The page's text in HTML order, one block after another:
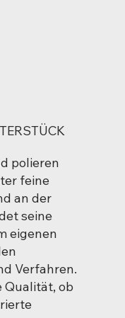
polieren
feine
an der
seine
eigenen
Verfahren.
Qualität, ob